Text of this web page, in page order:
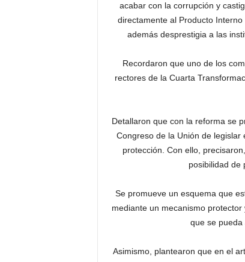
acabar con la corrupción y
directamente al Producto
además desprestigia a las
Recordaron que uno de los
rectores de la Cuarta
Detallaron que con la reforma se
Congreso de la Unión de
protección. Con ello,
posibilidad de
Se promueve un esquema que
mediante un mecanismo
que se pueda
Asimismo, plantearon que en el